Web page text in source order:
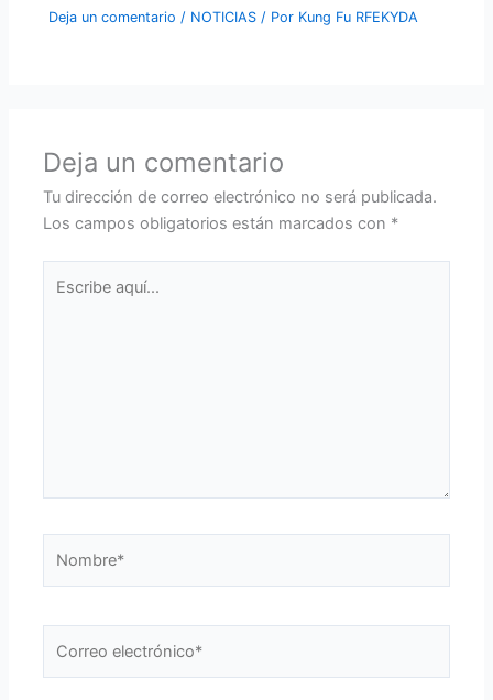
Deja un comentario / NOTICIAS / Por Kung Fu RFEKYDA
Deja un comentario
Tu dirección de correo electrónico no será publicada.
Los campos obligatorios están marcados con *
aquí...
electrónico*